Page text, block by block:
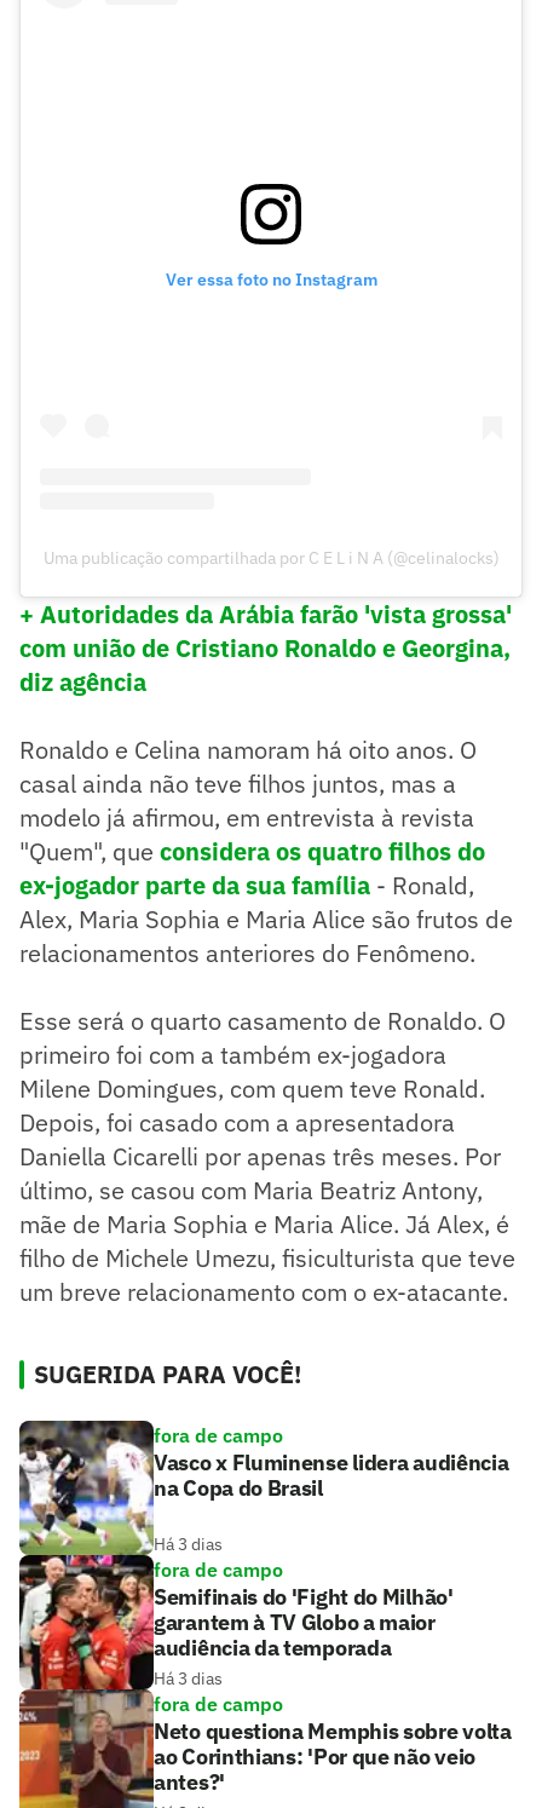
Ver essa foto no Instagram
Uma publicação compartilhada por C E L i N A (@celinalocks)
+ Autoridades da Arábia farão 'vista grossa'
com união de Cristiano Ronaldo e Georgina,
diz agência
Ronaldo e Celina namoram há oito anos. O
casal ainda não teve filhos juntos, mas a
modelo já afirmou, em entrevista à revista
"Quem", que considera os quatro filhos do
ex-jogador parte da sua família - Ronald,
Alex, Maria Sophia e Maria Alice são frutos de
relacionamentos anteriores do Fenômeno.
Esse será o quarto casamento de Ronaldo. O
primeiro foi com a também ex-jogadora
Milene Domingues, com quem teve Ronald.
Depois, foi casado com a apresentadora
Daniella Cicarelli por apenas três meses. Por
último, se casou com Maria Beatriz Antony,
mãe de Maria Sophia e Maria Alice. Já Alex, é
filho de Michele Umezu, fisiculturista que teve
um breve relacionamento com o ex-atacante.
SUGERIDA PARA VOCÊ!
fora de campo
Vasco x Fluminense lidera audiência
na Copa do Brasil
Há 3 dias
fora de campo
Semifinais do 'Fight do Milhão'
garantem à TV Globo a maior
audiência da temporada
Há 3 dias
fora de campo
Neto questiona Memphis sobre volta
ao Corinthians: 'Por que não veio
antes?'